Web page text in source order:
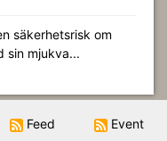
säkerhetsrisk om
sin mjukva...
Feed
Event